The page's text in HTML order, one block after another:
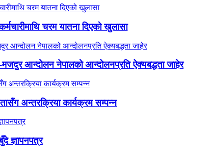
चरम यातना दिएको खुलासा
आन्दोलन नेपालको आन्दोलनप्रति ऐक्यबद्धता जाहेर
अन्तरक्रिया कार्यक्रम सम्पन्न
ज्ञापनपत्र